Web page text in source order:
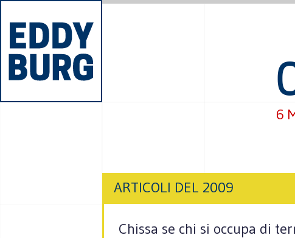
6
ARTICOLI DEL 2009
Chissa se chi si occupa di